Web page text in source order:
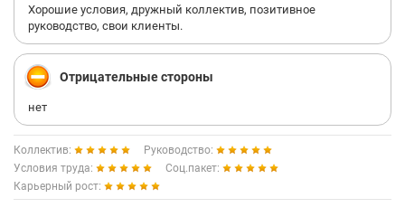
Хорошие условия, дружный коллектив, позитивное
руководство, свои клиенты.
Отрицательные стороны
нет
Коллектив:
Руководство:
Условия труда:
Соц.пакет:
Карьерный рост: